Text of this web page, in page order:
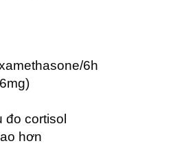
6h
đo cortisol
hơn